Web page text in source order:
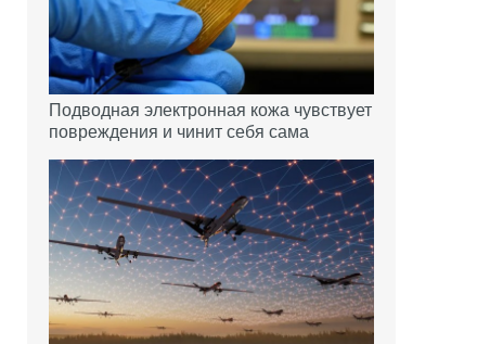
Подводная электронная кожа чувствует
повреждения и чинит себя сама